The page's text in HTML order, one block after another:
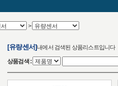
>
[유량센서]내에서 검색된 상품리스트입니다
상품검색 :